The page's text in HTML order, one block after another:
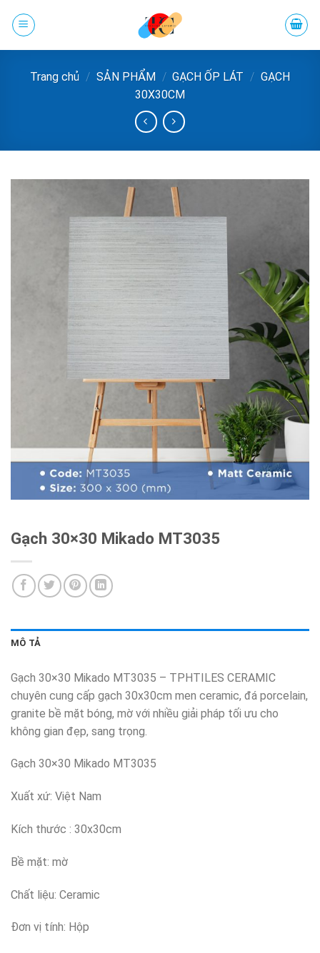
đến
Trang chủ / SẢN PHẨM / GẠCH ỐP LÁT / GẠCH
30X30CM
Gạch 30×30 Mikado MT3035
MÔ TẢ
Gạch 30×30 Mikado MT3035 – TPHTILES CERAMIC
chuyên cung cấp gạch 30x30cm men ceramic, đá porcelain,
granite bề mặt bóng, mờ với nhiều giải pháp tối ưu cho
không gian đẹp, sang trọng.
Gạch 30×30 Mikado MT3035
Xuất xứ: Việt Nam
Kích thước : 30x30cm
Bề mặt: mờ
Chất liệu: Ceramic
Đơn vị tính: Hộp